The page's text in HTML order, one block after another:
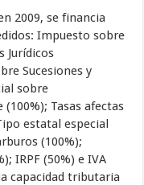
2009, se financia
Impuesto sobre
Jurídicos
Sucesiones y
sobre
Tasas afectas
estatal especial
(100%);
IRPF (50%) e IVA
capacidad tributaria